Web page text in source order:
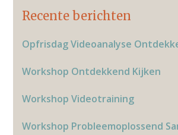
b
o
o
k
dI
Sidebar
Recente berichten
Opfrisdag Videoanalyse
Workshop Ontdekkend Kijken
Workshop Videotraining
Workshop Probleemoplossend